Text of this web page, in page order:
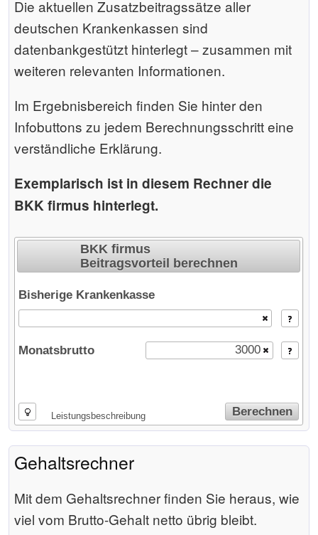
Die aktuellen Zusatzbeitragssätze aller
deutschen Krankenkassen sind
datenbankgestützt hinterlegt – zusammen mit
weiteren relevanten Informationen.
Im Ergebnisbereich finden Sie hinter den
Infobuttons zu jedem Berechnungsschritt eine
verständliche Erklärung.
Exemplarisch ist in diesem Rechner die
BKK firmus hinterlegt.
Der Rechner wird geladen ...
BKK firmus
Beitragsvorteil berechnen
Bisherige Krankenkasse
Monatsbrutto
Leistungsbeschreibung Berechnen
Gehaltsrechner
Mit dem Gehaltsrechner finden Sie heraus, wie
viel vom Brutto-Gehalt netto übrig bleibt.